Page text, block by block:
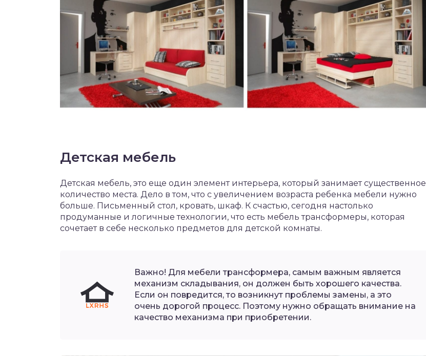
Детская мебель
Детская мебель, это еще один элемент интерьера, который занимает существенное
количество места. Дело в том, что с увеличением возраста ребенка мебели нужно
больше. Письменный стол, кровать, шкаф. К счастью, сегодня настолько
продуманные и логичные технологии, что есть мебель трансформеры, которая
сочетает в себе несколько предметов для детской комнаты.
Важно! Для мебели трансформера, самым важным является
механизм складывания, он должен быть хорошего качества.
Если он повредится, то возникнут проблемы замены, а это
очень дорогой процесс. Поэтому нужно обращать внимание на
качество механизма при приобретении.